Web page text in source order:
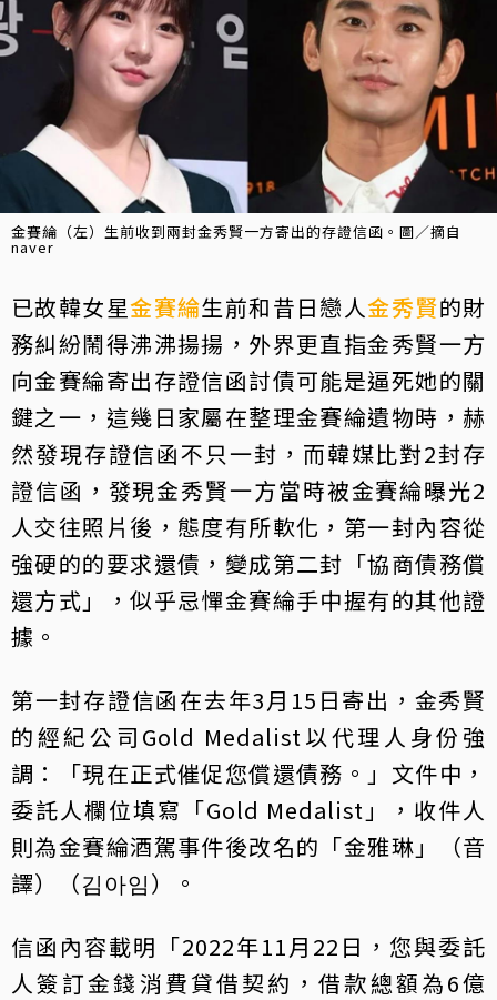
金賽綸（左）生前收到兩封金秀賢一方寄出的存證信函。圖／摘自
naver
已故韓女星金賽綸生前和昔日戀人金秀賢的財
務糾紛鬧得沸沸揚揚，外界更直指金秀賢一方
向金賽綸寄出存證信函討債可能是逼死她的關
鍵之一，這幾日家屬在整理金賽綸遺物時，赫
然發現存證信函不只一封，而韓媒比對2封存
證信函，發現金秀賢一方當時被金賽綸曝光2
人交往照片後，態度有所軟化，第一封內容從
強硬的的要求還債，變成第二封「協商債務償
還方式」，似乎忌憚金賽綸手中握有的其他證
據。
第一封存證信函在去年3月15日寄出，金秀賢
的經紀公司Gold Medalist以代理人身份強
調：「現在正式催促您償還債務。」文件中，
委託人欄位填寫「Gold Medalist」，收件人
則為金賽綸酒駕事件後改名的「金雅琳」（音
譯）（김아임）。
信函內容載明「2022年11月22日，您與委託
人簽訂金錢消費貸借契約，借款總額為6億